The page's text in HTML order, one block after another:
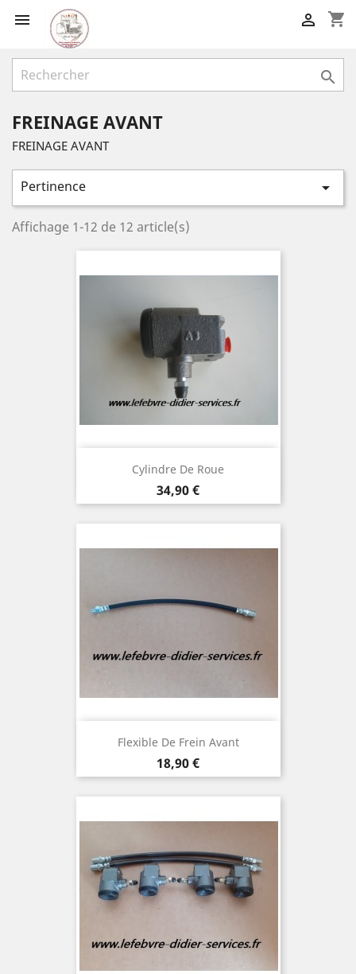
 shopping_cart


FREINAGE AVANT
FREINAGE AVANT
Pertinence 
Affichage 1-12 de 12 article(s)
Cylindre De Roue
Prix
34,90 €
Flexible De Frein Avant
Prix
18,90 €